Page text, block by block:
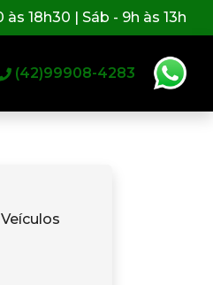
às 18h30 | Sáb - 9h às 13h
(42)99908-4283